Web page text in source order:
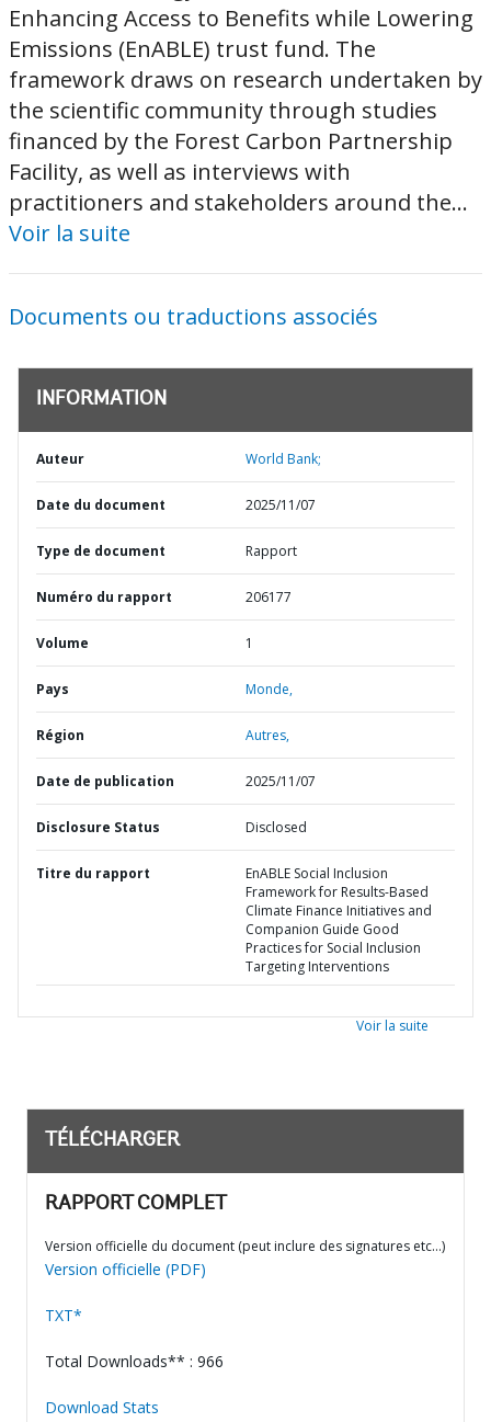
Enhancing Access to Benefits while Lowering
Emissions (EnABLE) trust fund. The
framework draws on research undertaken by
the scientific community through studies
financed by the Forest Carbon Partnership
Facility, as well as interviews with
practitioners and stakeholders around the...
Voir la suite
Documents ou traductions associés
INFORMATION
Auteur World Bank;
Date du document 2025/11/07
Type de document Rapport
Numéro du rapport 206177
Volume 1
Pays Monde,
Région Autres,
Date de publication 2025/11/07
Disclosure Status Disclosed
Titre du rapport
EnABLE Social Inclusion
Framework for Results-Based
Climate Finance Initiatives and
Companion Guide Good
Practices for Social Inclusion
Targeting Interventions
Voir la suite
TÉLÉCHARGER
RAPPORT COMPLET
Version officielle du document (peut inclure des signatures etc…)
Version officielle (PDF)
TXT*
Total Downloads** : 966
Download Stats